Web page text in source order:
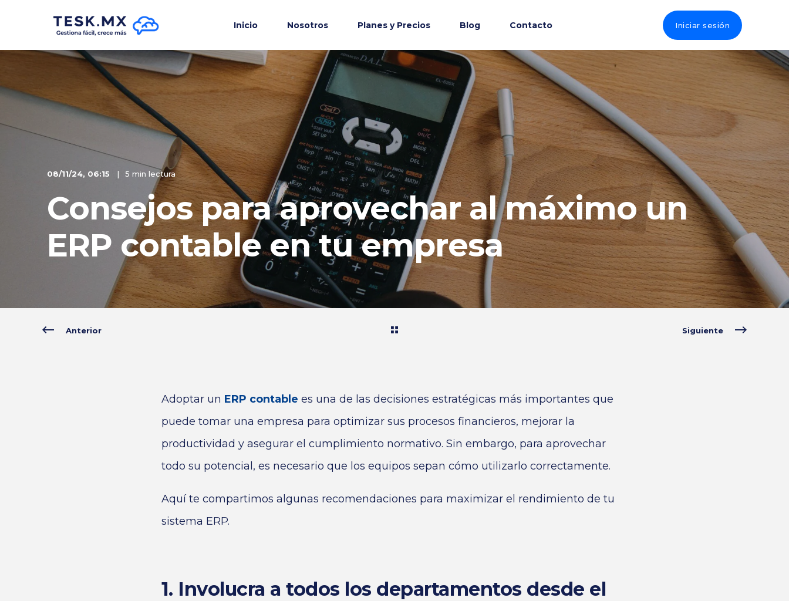
Inicio Nosotros Planes y Precios Blog Contacto Iniciar sesión
08/11/24, 06:15 5 min lectura
Consejos para aprovechar al máximo un
ERP contable en tu empresa
Anterior Siguiente
Adoptar un ERP contable es una de las decisiones estratégicas más importantes que
puede tomar una empresa para optimizar sus procesos financieros, mejorar la
productividad y asegurar el cumplimiento normativo. Sin embargo, para aprovechar
todo su potencial, es necesario que los equipos sepan cómo utilizarlo correctamente.
Aquí te compartimos algunas recomendaciones para maximizar el rendimiento de tu
sistema ERP.
1. Involucra a todos los departamentos desde el